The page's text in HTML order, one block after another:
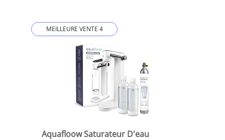
MEILLEURE VENTE 4
Aquafloow Saturateur D'eau